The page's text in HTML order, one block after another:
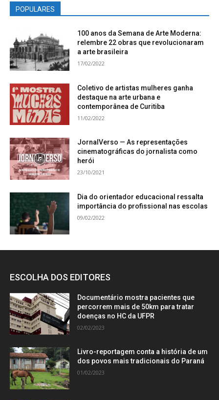
POPULARES
100 anos da Semana de Arte Moderna:
relembre 22 obras que revolucionaram
a arte brasileira
17/02/2022
Coletivo de artistas mulheres ganha
destaque na arte urbana e
contemporânea de Curitiba
11/02/2022
JornalVerso — As representações
cinematográficas do jornalista como
herói
23/10/2021
Dia do orientador educacional ressalta
importância do profissional nas escolas
09/02/2022
ESCOLHA DOS EDITORES
Documentário mostra pacientes que
percorrem mais de 50km para tratar
doenças no HC da UFPR
02/02/2023
Livro-reportagem conta a história de um
dos povos mais tradicionais do Paraná
01/02/2023